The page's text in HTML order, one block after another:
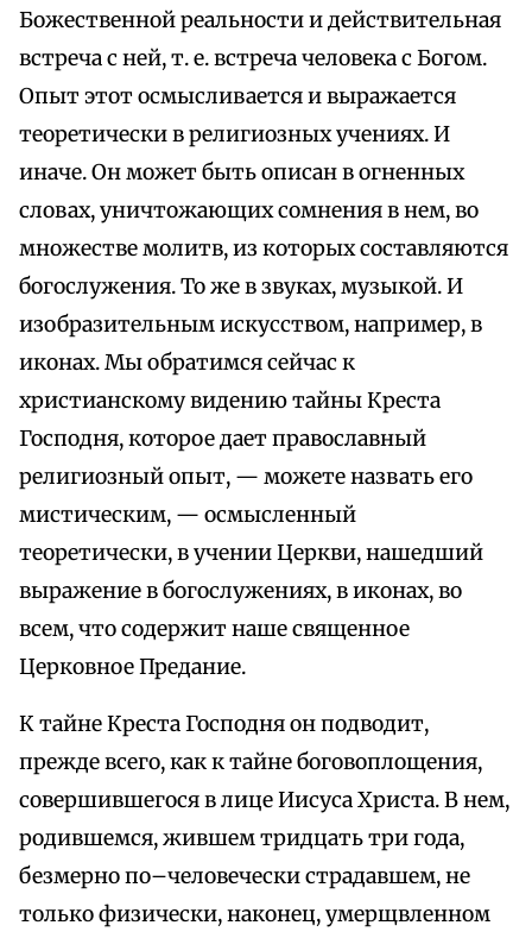
Божественной реальности и действительная
встреча с ней, т. е. встреча человека с Богом.
Опыт этот осмысливается и выражается
теоретически в религиозных учениях. И
иначе. Он может быть описан в огненных
словах, уничтожающих сомнения в нем, во
множестве молитв, из которых составляются
богослужения. То же в звуках, музыкой. И
изобразительным искусством, например, в
иконах. Мы обратимся сейчас к
христианскому видению тайны Креста
Господня, которое дает православный
религиозный опыт, — можете назвать его
мистическим, — осмысленный
теоретически, в учении Церкви, нашедший
выражение в богослужениях, в иконах, во
всем, что содержит наше священное
Церковное Предание.
К тайне Креста Господня он подводит,
прежде всего, как к тайне боговоплощения,
совершившегося в лице Иисуса Христа. В нем,
родившемся, жившем тридцать три года,
безмерно по–человечески страдавшем, не
только физически, наконец, умерщвленном